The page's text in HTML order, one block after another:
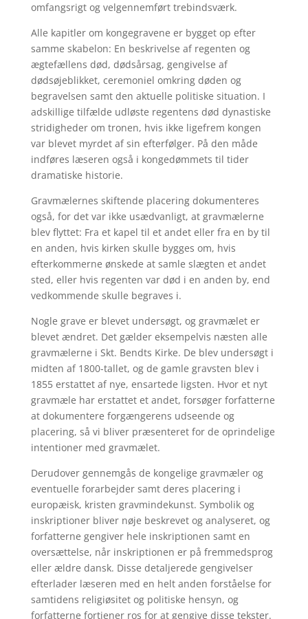
omfangsrigt og velgennemført trebindsværk.
Alle kapitler om kongegravene er bygget op efter
samme skabelon: En beskrivelse af regenten og
ægtefællens død, dødsårsag, gengivelse af
dødsøjeblikket, ceremoniel omkring døden og
begravelsen samt den aktuelle politiske situation. I
adskillige tilfælde udløste regentens død dynastiske
stridigheder om tronen, hvis ikke ligefrem kongen
var blevet myrdet af sin efterfølger. På den måde
indføres læseren også i kongedømmets til tider
dramatiske historie.
Gravmælernes skiftende placering dokumenteres
også, for det var ikke usædvanligt, at gravmælerne
blev flyttet: Fra et kapel til et andet eller fra en by til
en anden, hvis kirken skulle bygges om, hvis
efterkommerne ønskede at samle slægten et andet
sted, eller hvis regenten var død i en anden by, end
vedkommende skulle begraves i.
Nogle grave er blevet undersøgt, og gravmælet er
blevet ændret. Det gælder eksempelvis næsten alle
gravmælerne i Skt. Bendts Kirke. De blev undersøgt i
midten af 1800-tallet, og de gamle gravsten blev i
1855 erstattet af nye, ensartede ligsten. Hvor et nyt
gravmæle har erstattet et andet, forsøger forfatterne
at dokumentere forgængerens udseende og
placering, så vi bliver præsenteret for de oprindelige
intentioner med gravmælet.
Derudover gennemgås de kongelige gravmæler og
eventuelle forarbejder samt deres placering i
europæisk, kristen gravmindekunst. Symbolik og
inskriptioner bliver nøje beskrevet og analyseret, og
forfatterne gengiver hele inskriptionen samt en
oversættelse, når inskriptionen er på fremmedsprog
eller ældre dansk. Disse detaljerede gengivelser
efterlader læseren med en helt anden forståelse for
samtidens religiøsitet og politiske hensyn, og
forfatterne fortjener ros for at gengive disse tekster.